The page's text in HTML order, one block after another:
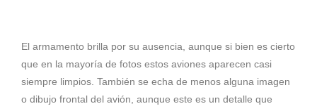
El armamento brilla por su ausencia, aunque si bien es cierto
que en la mayoría de fotos estos aviones aparecen casi
siempre limpios. También se echa de menos alguna imagen
o dibujo frontal del avión, aunque este es un detalle que